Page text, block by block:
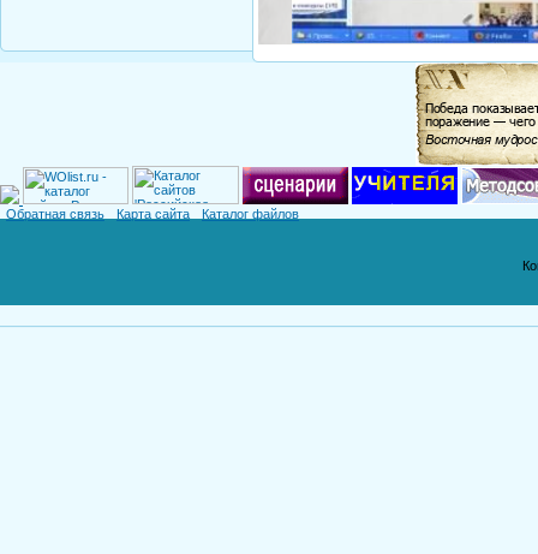
Обратная связь Карта сайта Каталог файлов